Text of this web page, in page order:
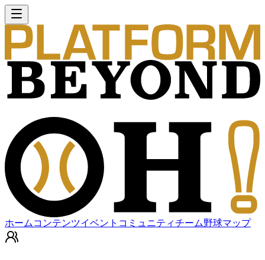
ホーム コンテンツイベント コミュニティチーム野球マップ